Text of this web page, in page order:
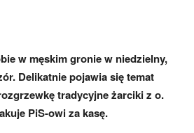
w męskim gronie w niedzielny,
Delikatnie pojawia się temat
tradycyjne żarciki z o.
PiS-owi za kasę.